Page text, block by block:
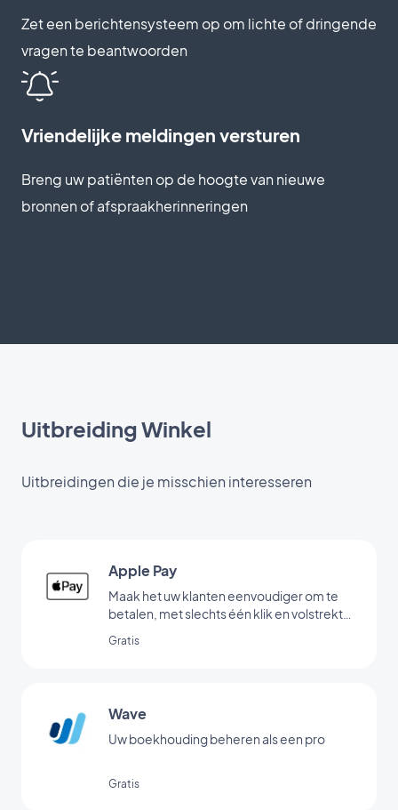
Zet een berichtensysteem op om lichte of dringende
vragen te beantwoorden
Vriendelijke meldingen versturen
Breng uw patiënten op de hoogte van nieuwe
bronnen of afspraakherinneringen
Uitbreiding Winkel
Uitbreidingen die je misschien interesseren
Apple Pay
Maak het uw klanten eenvoudiger om te
betalen, met slechts één klik en volstrekt
Gratis
Wave
Uw boekhouding beheren als een pro
Gratis